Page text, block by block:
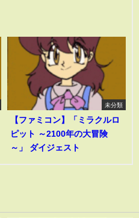
未分類
【ファミコン】「ミラクルロ
ピット ～2100年の大冒険
～」 ダイジェスト